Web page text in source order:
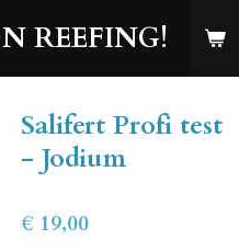
REEFING!
Salifert Profi test
- Jodium
€ 19,00